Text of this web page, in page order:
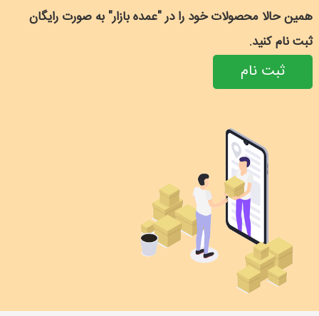
همین حالا محصولات خود را در "عمده بازار" به صورت رایگان
ثبت نام کنید.
ثبت نام